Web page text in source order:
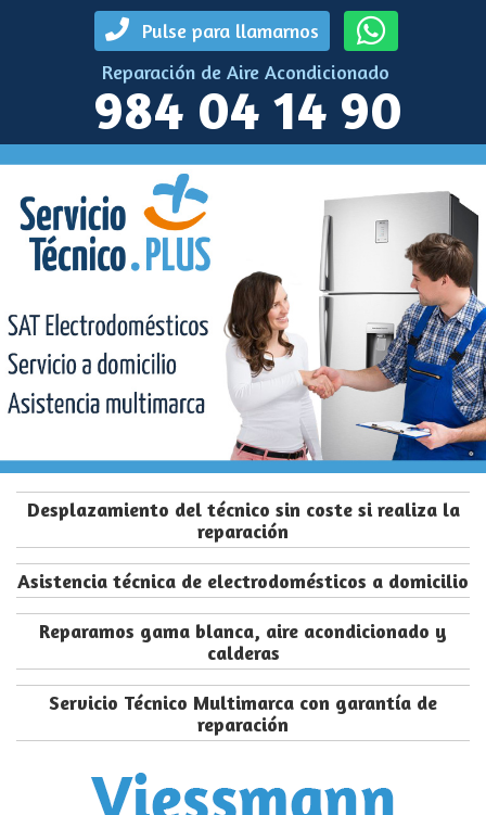
Pulse para llamarnos
Reparación de Aire Acondicionado
984 04 14 90
Desplazamiento del técnico sin coste si realiza la
reparación
Asistencia técnica de electrodomésticos a domicilio
Reparamos gama blanca, aire acondicionado y
calderas
Servicio Técnico Multimarca con garantía de
reparación